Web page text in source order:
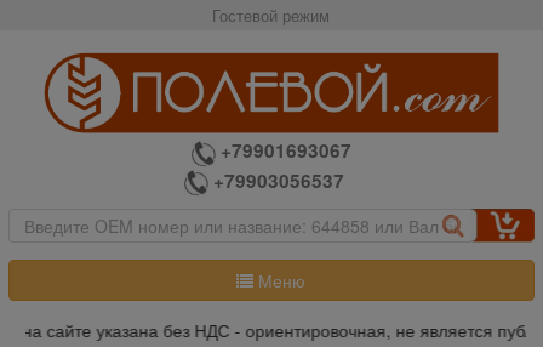
Гостевой режим
+79901693067
+79903056537
Меню
на сайте указана без НДС - ориентировочная, не является